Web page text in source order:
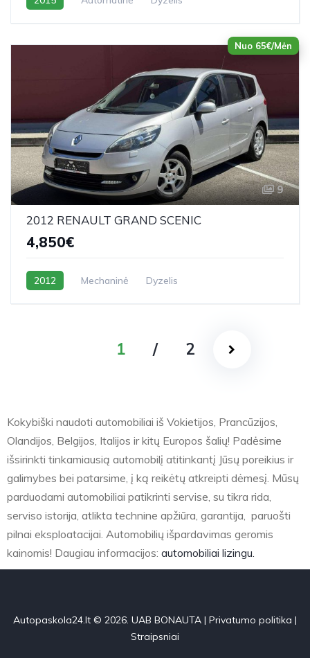
Nuo 65€/Mėn
9
2012 RENAULT GRAND SCENIC
4,850€
2012 Mechaninė Dyzelis
1 / 2
Kokybiški naudoti automobiliai iš Vokietijos, Prancūzijos,
Olandijos, Belgijos, Italijos ir kitų Europos šalių! Padėsime
išsirinkti tinkamiausią automobilį atitinkantį Jūsų poreikius ir
galimybes bei patarsime, į ką reikėtų atkreipti dėmesį. Mūsų
parduodami automobiliai patikrinti servise, su tikra rida,
serviso istorija, atlikta technine apžiūra, garantija, paruošti
pilnai eksploatacijai. Automobilių išpardavimas geromis
kainomis! Daugiau informacijos: automobiliai lizingu.
Autopaskola24.lt © 2026. UAB BONAUTA | Privatumo politika |
Straipsniai